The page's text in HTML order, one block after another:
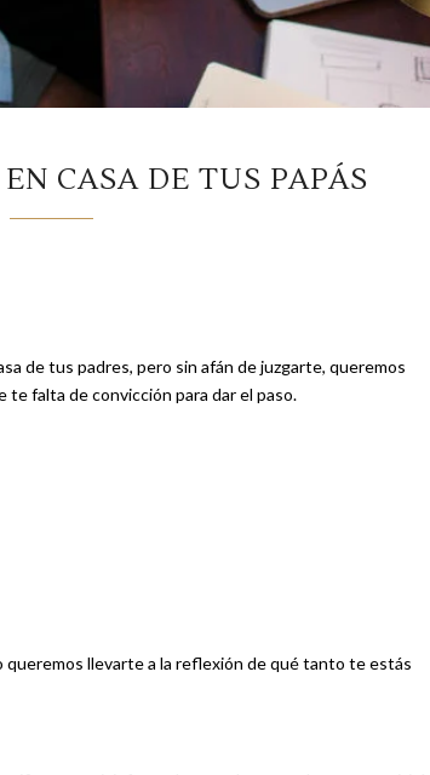
CASA DE TUS PAPÁS
de tus padres, pero sin afán de juzgarte, queremos
te falta de convicción para dar el paso.
llevarte a la reflexión de qué tanto te estás